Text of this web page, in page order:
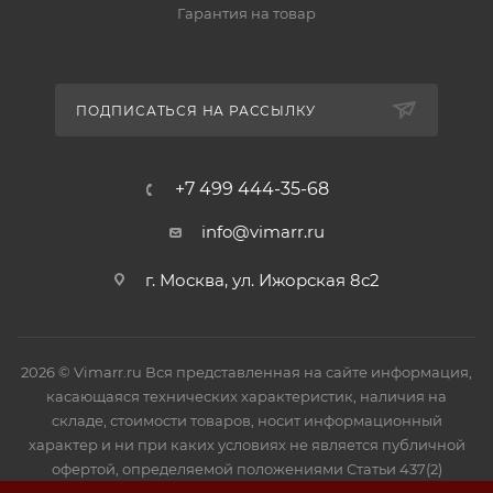
Гарантия на товар
ПОДПИСАТЬСЯ НА РАССЫЛКУ
+7 499 444-35-68
info@vimarr.ru
г. Москва, ул. Ижорская 8с2
2026 © Vimarr.ru Вся представленная на сайте информация,
касающаяся технических характеристик, наличия на
складе, стоимости товаров, носит информационный
характер и ни при каких условиях не является публичной
офертой, определяемой положениями Статьи 437(2)